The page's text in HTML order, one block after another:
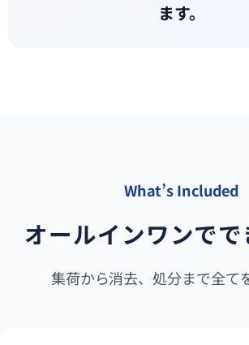
ます。
What’s Included
オールインワンでで
集荷から消去、処分まで全て